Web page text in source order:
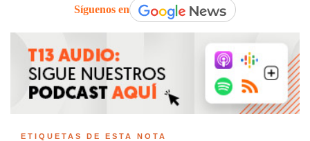
Síguenos en
ETIQUETAS DE ESTA NOTA